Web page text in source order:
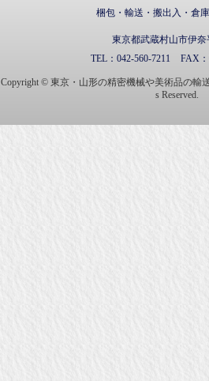
梱包・輸送・搬出入・倉
東京都武蔵村山市伊奈
TEL： 042-560-7211 FAX：
Copyright © 東京・山形の精密機械や美術品の輸
s Reserved.